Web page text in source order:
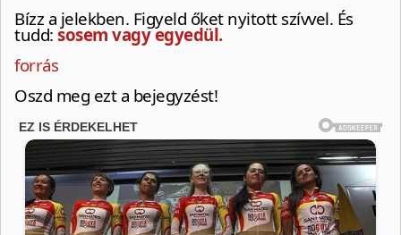
Bízz a jelekben. Figyeld őket nyitott szívvel. És
tudd: sosem vagy egyedül.
forrás
Oszd meg ezt a bejegyzést!